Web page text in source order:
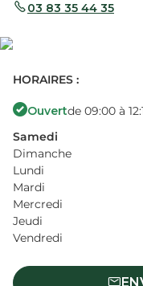
03 83 35 44 35
HORAIRES :
Ouvertde 09:00 à
Samedi
Dimanche
Lundi
Mardi
Mercredi
Jeudi
Vendredi